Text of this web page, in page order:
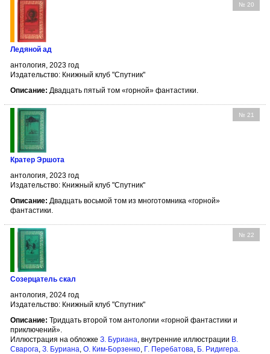
№ 20
Ледяной ад
антология, 2023 год
Издательство: Книжный клуб "Спутник"
Описание: Двадцать пятый том «горной» фантастики.
№ 21
Кратер Эршота
антология, 2023 год
Издательство: Книжный клуб "Спутник"
Описание: Двадцать восьмой том из многотомника «горной»
фантастики.
№ 22
Созерцатель скал
антология, 2024 год
Издательство: Книжный клуб "Спутник"
Описание: Тридцать второй том антологии «горной фантастики и
приключений».
Иллюстрация на обложке З. Буриана , внутренние иллюстрации В.
Сварога З. Буриана О. Ким-Борзенко Г. Перебатова Б. Ридигера